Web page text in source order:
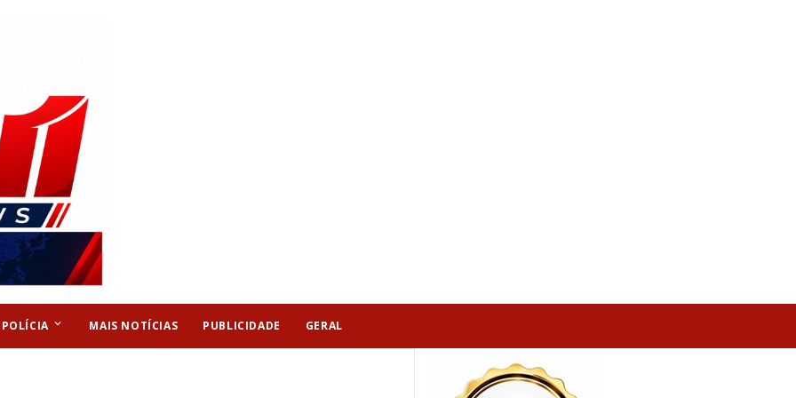
POLÍCIA keyboard_arrow_down MAIS NOTÍCIAS PUBLICIDADE GERAL